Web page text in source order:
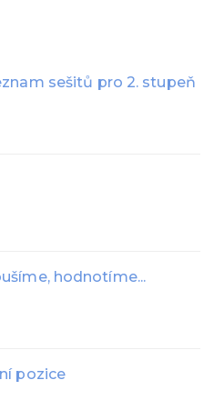
sešitů pro 2. stupeň
hodnotíme...
pozice